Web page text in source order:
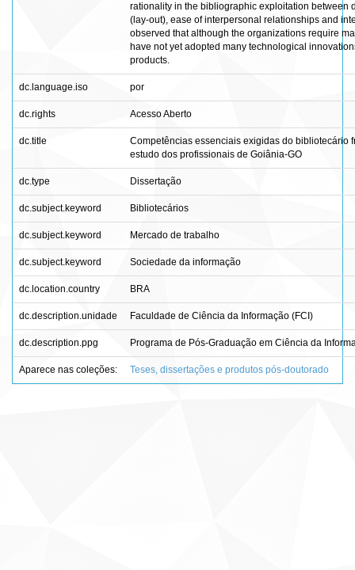
rationality in the bibliographic exploitation between
(lay-out), ease of interpersonal relationships and
observed that although the organizations require
have not yet adopted many technological
products.
dc.language.iso por
dc.rights Acesso Aberto
dc.title
Competências essenciais exigidas do bibliotecário
estudo dos profissionais de Goiânia-GO
dc.type Dissertação
dc.subject.keyword Bibliotecários
dc.subject.keyword Mercado de trabalho
dc.subject.keyword Sociedade da informação
dc.location.country BRA
dc.description.unidade Faculdade de Ciência da Informação (FCI)
dc.description.ppg Programa de Pós-Graduação em Ciência da
Aparece nas coleções: Teses, dissertações e produtos pós-doutorado